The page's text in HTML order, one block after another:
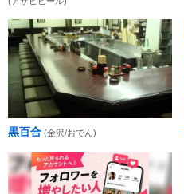
黒百合 (金沢/おでん)